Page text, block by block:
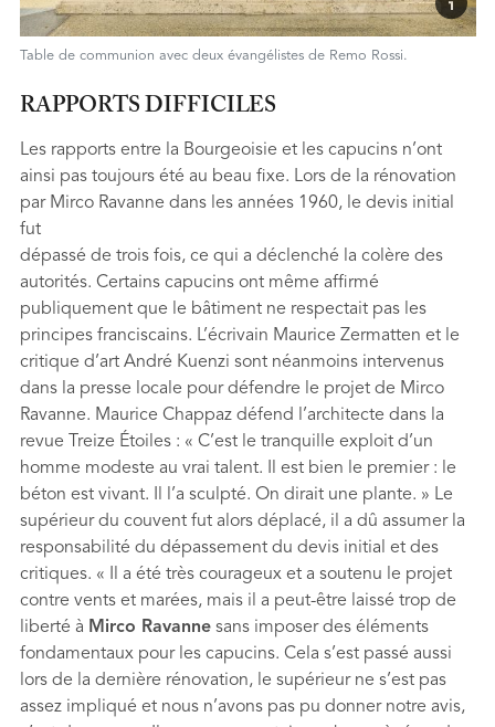
Table de communion avec deux évangélistes de Remo Rossi.
RAPPORTS DIFFICILES
Les rapports entre la Bourgeoisie et les capucins n’ont
ainsi pas toujours été au beau fixe. Lors de la rénovation
par Mirco Ravanne dans les années 1960, le devis initial
fut
dépassé de trois fois, ce qui a déclenché la colère des
autorités. Certains capucins ont même affirmé
publiquement que le bâtiment ne respectait pas les
principes franciscains. L’écrivain Maurice Zermatten et le
critique d’art André Kuenzi sont néanmoins intervenus
dans la presse locale pour défendre le projet de Mirco
Ravanne. Maurice Chappaz défend l’architecte dans la
revue Treize Étoiles : « C’est le tranquille exploit d’un
homme modeste au vrai talent. Il est bien le premier : le
béton est vivant. Il l’a sculpté. On dirait une plante. » Le
supérieur du couvent fut alors déplacé, il a dû assumer la
responsabilité du dépassement du devis initial et des
critiques. « Il a été très courageux et a soutenu le projet
contre vents et marées, mais il a peut-être laissé trop de
liberté à Mirco Ravannesans imposer des éléments
fondamentaux pour les capucins. Cela s’est passé aussi
lors de la dernière rénovation, le supérieur ne s’est pas
assez impliqué et nous n’avons pas pu donner notre avis,